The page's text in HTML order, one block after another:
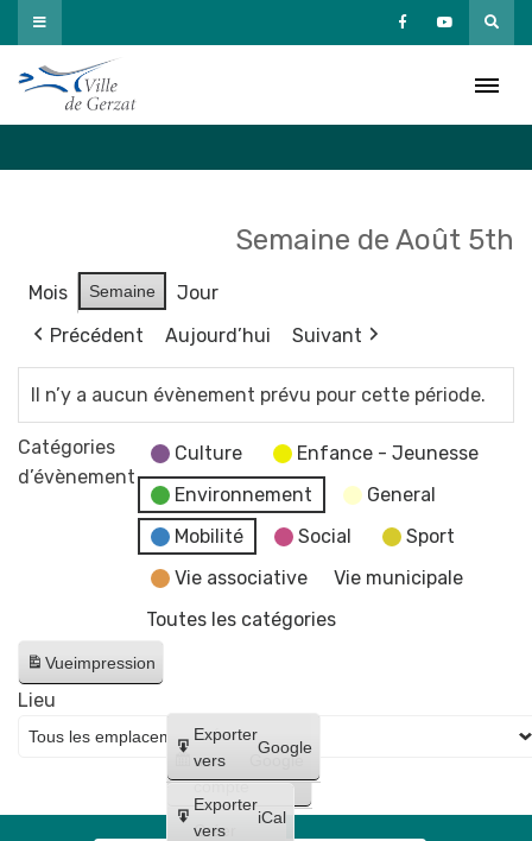
Passer
au
contenu
Semaine de Août 5th
Mois Semaine
Jour
Précédent
Aujourd’hui Suivant
Il n’y a aucun évènement prévu pour cette période.
Catégories
d’évènement
Culture
Enfance - Jeunesse
Environnement
General
Mobilité
Social
Sport
Vie associative
Vie municipale
Toutes les catégories
Vueimpression
Créer
un
compte
Google
Créer
Exporter
vers
Google
Exporter
vers
iCal
Lieu